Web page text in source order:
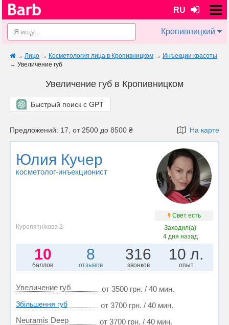
RU
Кропивницкий
→ Лицо → Косметология лица в Кропивницком → Инъекции красоты
→ Увеличение губ
Увеличение губ в Кропивницком
Быстрый поиск с GPT
Предложений: 17, от 2500 до 8500 ₴ На карте
Юлия Кучер
косметолог-инъекционист
Свет есть
Куропятнікова 2
Заходил(а)
4 дня назад
10
баллов
8
отзывов
316
звонков
10 л.
опыт
Увеличение губ от 3500 грн. / 40 мин.
Збільшення губ
от 3700 грн. / 40 мин.
Neuramis Deep
от 3700 грн. / 40 мин.